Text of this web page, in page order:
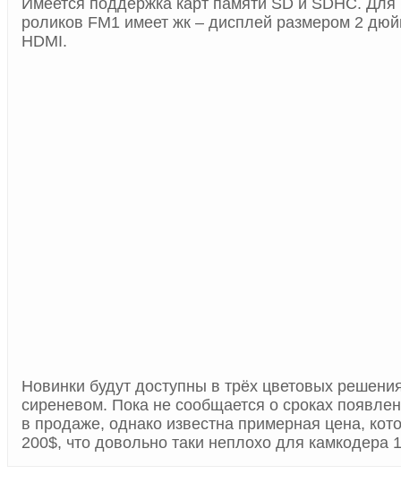
Имеется поддержка карт памяти SD и SDHC. Для
роликов FM1 имеет жк – дисплей размером 2
HDMI.
Новинки будут доступны в трёх цветовых
сиреневом. Пока не сообщается о сроках
в продаже, однако известна примерная цена,
200$, что довольно таки неплохо для камкодера